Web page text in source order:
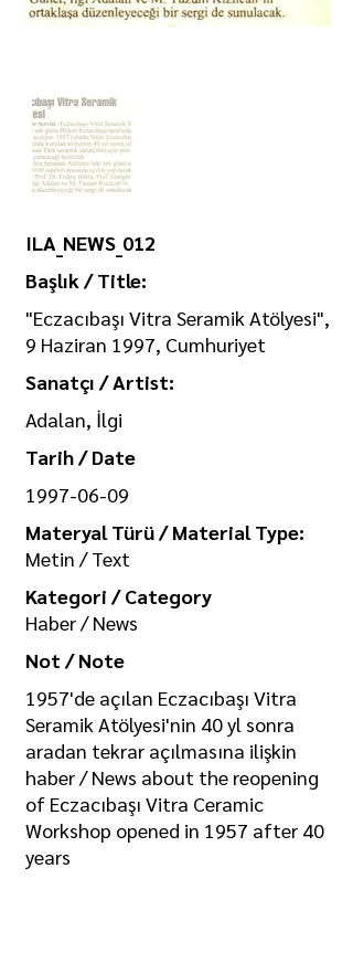
ILA_NEWS_012
Başlık / Title:
"Eczacıbaşı Vitra Seramik Atölyesi",
9 Haziran 1997, Cumhuriyet
Sanatçı / Artist:
Adalan, İlgi
Tarih / Date
1997-06-09
Materyal Türü / Material Type:
Metin / Text
Kategori / Category
Haber / News
Not / Note
1957'de açılan Eczacıbaşı Vitra
Seramik Atölyesi'nin 40 yl sonra
aradan tekrar açılmasına ilişkin
haber / News about the reopening
of Eczacıbaşı Vitra Ceramic
Workshop opened in 1957 after 40
years